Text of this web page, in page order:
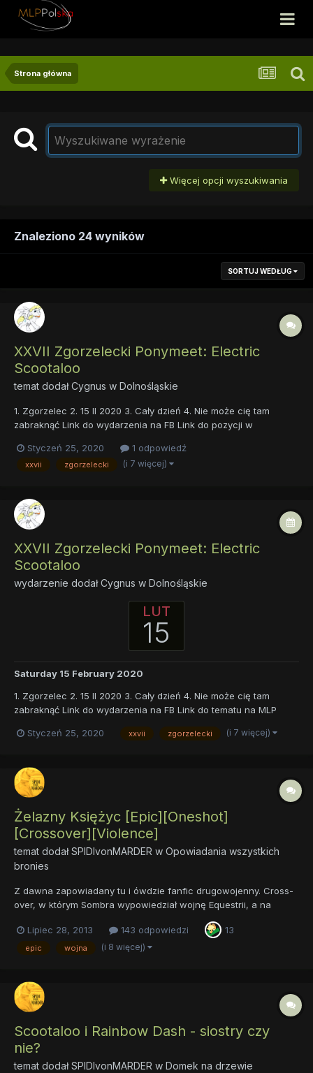
Strona główna
Więcej opcji wyszukiwania
Znaleziono 24 wyników
SORTUJ WEDŁUG
XXVII Zgorzelecki Ponymeet: Electric
Scootaloo
temat dodałCygnus w Dolnośląskie
1. Zgorzelec 2. 15 II 2020 3. Cały dzień 4. Nie może cię tam
zabraknąć Link do wydarzenia na FB Link do pozycji w
Styczeń 25, 2020
1 odpowiedź
xxvii zgorzelecki (i 7 więcej)
XXVII Zgorzelecki Ponymeet: Electric
Scootaloo
wydarzenie dodałCygnus w Dolnośląskie
LUT
15
Saturday 15 February 2020
1. Zgorzelec 2. 15 II 2020 3. Cały dzień 4. Nie może cię tam
zabraknąć Link do wydarzenia na FB Link do tematu na MLP
Styczeń 25, 2020
xxvii zgorzelecki (i 7 więcej)
Żelazny Księżyc [Epic][Oneshot]
[Crossover][Violence]
temat dodałSPIDIvonMARDER w Opowiadania wszystkich
bronies
Z dawna zapowiadany tu i ówdzie fanfic drugowojenny. Cross-
over, w którym Sombra wypowiedział wojnę Equestrii, a na
Tygrysy. Takie jest uniwersum, nad którym aktualnie pracuję.
Zostanie opublikowane w powieści "Kryształowe Oblężenie...
Lipiec 28, 2013 143 odpowiedzi 13
epic wojna (i 8 więcej)
Scootaloo i Rainbow Dash - siostry czy
nie?
temat dodałSPIDIvonMARDER w Domek na drzewie